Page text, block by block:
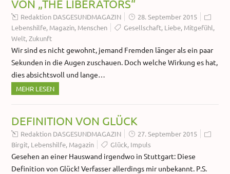
VON „THE LIBERATORS“
Redaktion DASGESUNDMAGAZIN
28. September 2015
Lebenshilfe, Magazin, Menschen Gesellschaft, Liebe, Mitgefühl,
Welt,Zukunft
Wir sind es nicht gewohnt, jemand Fremden länger als ein paar
Sekunden in die Augen zuschauen. Doch welche Wirkung es hat,
dies absichtsvoll und lange…
MEHR LESEN
DEFINITION VON GLÜCK
Redaktion DASGESUNDMAGAZIN
27. September 2015
Birgit, Lebenshilfe, Magazin Glück, Impuls
Gesehen an einer Hauswand irgendwo in Stuttgart: Diese
Definition von Glück! Verfasser allerdings mir unbekannt. P.S.